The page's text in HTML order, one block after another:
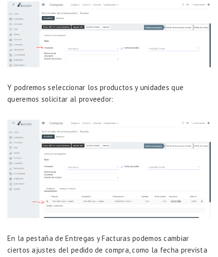
Y podremos seleccionar los productos y unidades que
queremos solicitar al proveedor:
En la pestaña de Entregas y Facturas podemos cambiar
ciertos ajustes del pedido de compra, como la fecha prevista